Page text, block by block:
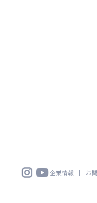
 企業情報 お